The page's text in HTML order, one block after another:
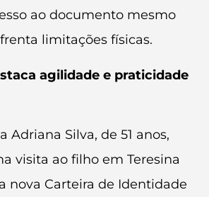
ao documento mesmo
limitações físicas.
agilidade e praticidade
Adriana Silva, de 51 anos,
visita ao filho em Teresina
nova Carteira de Identidade